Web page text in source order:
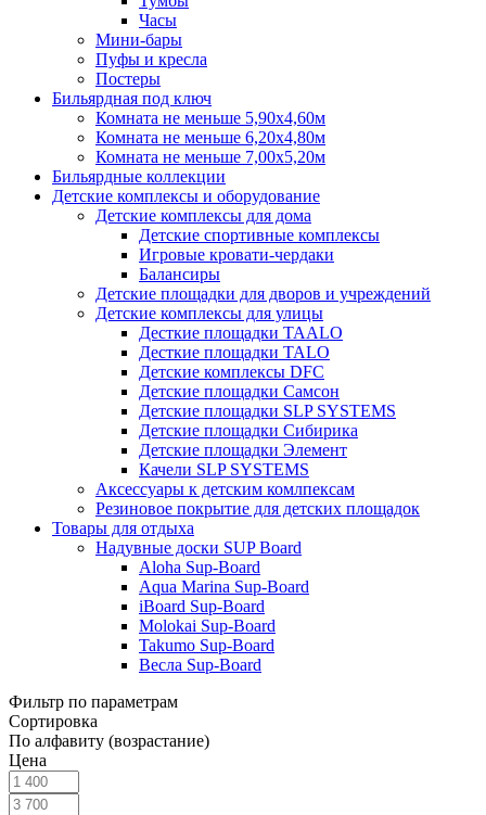
Часы
Мини-бары
Пуфы и кресла
Постеры
Бильярдная под ключ
Комната не меньше 5,90х4,60м
Комната не меньше 6,20х4,80м
Комната не меньше 7,00х5,20м
Бильярдные коллекции
Детские комплексы и оборудование
Детские комплексы для дома
Детские спортивные комплексы
Игровые кровати-чердаки
Балансиры
Детские площадки для дворов и учреждений
Детские комплексы для улицы
Десткие площадки TAALO
Десткие площадки TALO
Детские комплексы DFC
Детские площадки Самсон
Детские площадки SLP SYSTEMS
Детские площадки Сибирика
Детские площадки Элемент
Качели SLP SYSTEMS
Аксессуары к детским комлпексам
Резиновое покрытие для детских площадок
Товары для отдыха
Надувные доски SUP Board
Aloha Sup-Board
Aqua Marina Sup-Board
iBoard Sup-Board
Molokai Sup-Board
Takumo Sup-Board
Весла Sup-Board
Фильтр по параметрам
Сортировка
По алфавиту (возрастание)
Цена